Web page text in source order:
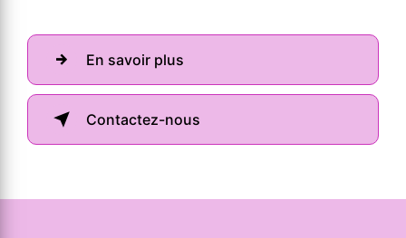
En savoir plus
Contactez-nous